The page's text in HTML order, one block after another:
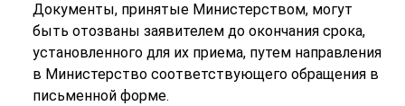
Документы, принятые Министерством, могут
быть отозваны заявителем до окончания срока,
установленного для их приема, путем направления
в Министерство соответствующего обращения в
письменной форме.